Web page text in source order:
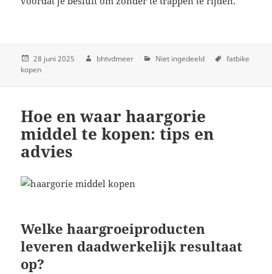
28 juni 2025 bhtvdmeer Niet ingedeeld
fatbike
kopen
Hoe en waar haargorie
middel te kopen: tips en
advies
Welke haargroeiproducten
leveren daadwerkelijk resultaat
op?